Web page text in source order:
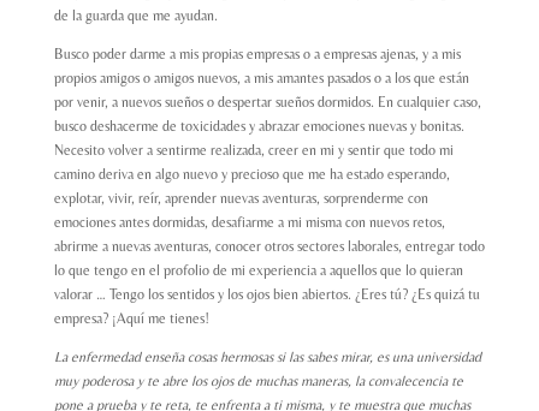
de la guarda que me ayudan.
Busco poder darme a mis propias empresas o a empresas ajenas, y a mis
propios amigos o amigos nuevos, a mis amantes pasados o a los que están
por venir, a nuevos sueños o despertar sueños dormidos. En cualquier caso,
busco deshacerme de toxicidades y abrazar emociones nuevas y bonitas.
Necesito volver a sentirme realizada, creer en mi y sentir que todo mi
camino deriva en algo nuevo y precioso que me ha estado esperando,
explotar, vivir, reír, aprender nuevas aventuras, sorprenderme con
emociones antes dormidas, desafiarme a mi misma con nuevos retos,
abrirme a nuevas aventuras, conocer otros sectores laborales, entregar todo
lo que tengo en el profolio de mi experiencia a aquellos que lo quieran
valorar … Tengo los sentidos y los ojos bien abiertos. ¿Eres tú? ¿Es quizá tu
empresa? ¡Aquí me tienes!
La enfermedad enseña cosas hermosas si las sabes mirar, es una universidad
muy poderosa y te abre los ojos de muchas maneras, la convalecencia te
pone a prueba y te reta, te enfrenta a ti misma, y te muestra que muchas